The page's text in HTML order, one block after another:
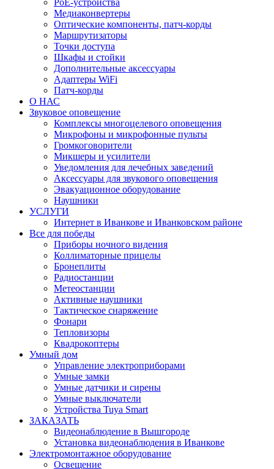
PoE-устройства
Медиаконвертеры
Оптические компоненты, патч-корды
Маршрутизаторы
Точки доступа
Шкафы и стойки
Дополнительные аксессуары
Адаптеры WiFi
Патч-корды
О НАС
Звуковое оповещение
Комплексы многоцелевого оповещения
Микрофоны и микрофонные пульты
Громкоговорители
Микшеры и усилители
Уведомления для лечебных заведений
Аксессуары для звукового оповещения
Эвакуационное оборудование
Наушники
УСЛУГИ
Интернет в Иванкове и Иванковском районе
Все для победы
Приборы ночного видения
Коллиматорные прицелы
Бронеплиты
Радиостанции
Метеостанции
Активные наушники
Тактическое снаряжение
Фонари
Тепловизоры
Квадрокоптеры
Умный дом
Управление электроприборами
Умные замки
Умные датчики и сирены
Умные выключатели
Устройства Tuya Smart
ЗАКАЗАТЬ
Видеонаблюдение в Вышгороде
Установка видеонаблюдения в Иванкове
Электромонтажное оборудование
Освещение